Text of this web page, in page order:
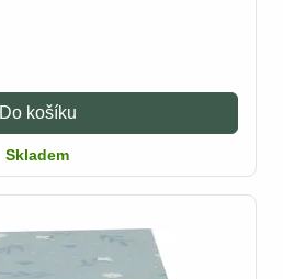
Do košíku
Skladem